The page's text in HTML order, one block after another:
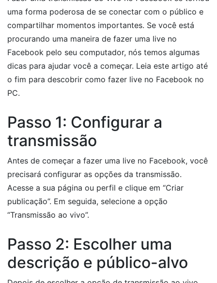
uma forma poderosa de se conectar com o público e
compartilhar momentos importantes. Se você está
procurando uma maneira de fazer uma live no
Facebook pelo seu computador, nós temos algumas
dicas para ajudar você a começar. Leia este artigo até
o fim para descobrir como fazer live no Facebook no
PC.
Passo 1: Configurar a
transmissão
Antes de começar a fazer uma live no Facebook, você
precisará configurar as opções da transmissão.
Acesse a sua página ou perfil e clique em “Criar
publicação”. Em seguida, selecione a opção
“Transmissão ao vivo”.
Passo 2: Escolher uma
descrição e público-alvo